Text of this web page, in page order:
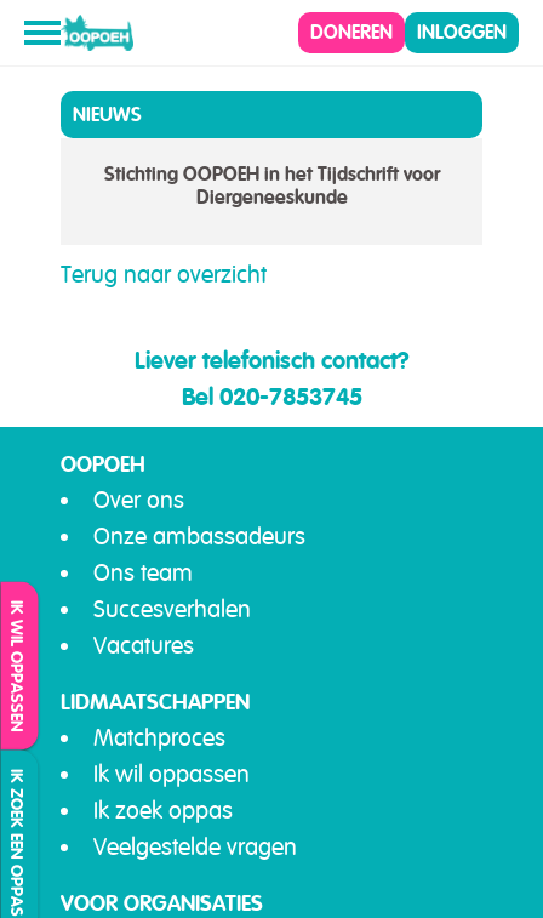
DONEREN INLOGGEN
IK WIL OPPASSEN
IK ZOEK EEN OPPAS
NIEUWS
Stichting OOPOEH in het Tijdschrift voor
Diergeneeskunde
Terug naar overzicht
Liever telefonisch contact?
Bel 020-7853745
OOPOEH
Over ons
Onze ambassadeurs
Ons team
Succesverhalen
Vacatures
LIDMAATSCHAPPEN
Matchproces
Ik wil oppassen
Ik zoek oppas
Veelgestelde vragen
VOOR ORGANISATIES